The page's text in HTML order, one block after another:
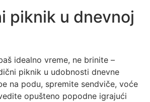
piknik u dnevnoj
idealno vreme, ne brinite –
piknik u udobnosti dnevne
na podu, spremite sendviče, voće
opušteno popodne igrajući